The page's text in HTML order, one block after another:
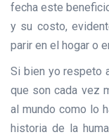
fecha este
y su costo,
parir en el hogar o
Si bien yo respeto
que son cada vez
al mundo como lo
historia de la